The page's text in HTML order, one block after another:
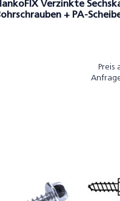
Verzinkte
+ PA-
Preis